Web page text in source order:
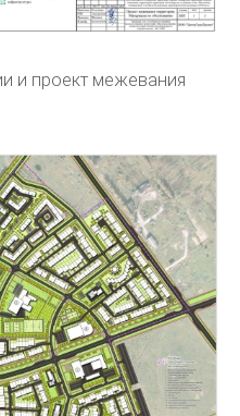
и проект межевания